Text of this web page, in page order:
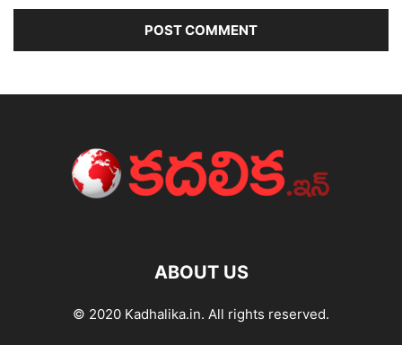
ABOUT US
© 2020 Kadhalika.in. All rights reserved.